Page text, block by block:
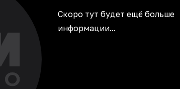
Скоро тут будет ещё больше
информации...